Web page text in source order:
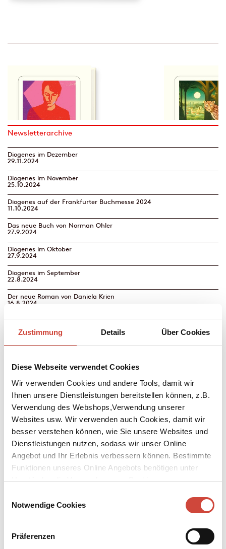
Zustimmung Details Über Cookies
Diese Webseite verwendet Cookies
Wir verwenden Cookies und andere Tools, damit wir
Ihnen unsere Dienstleistungen bereitstellen können, z.B.
Verwendung des Webshops,Verwendung unserer
Websites usw. Wir verwenden auch Cookies, damit wir
besser verstehen können, wie Sie unsere Websites und
Dienstleistungen nutzen, sodass wir unser Online
Angebot und Ihr Erlebnis verbessern können. Bestimmte
Funktionen unseres Online Angebots benötigen unter
Umständen die Verwendung von Cookies von
Notwendige Cookies
Präferenzen
Newsletterarchive
Diogenes im Dezember
29.11.2024
Diogenes im November
25.10.2024
Diogenes auf der Frankfurter Buchmesse 2024
11.10.2024
Das neue Buch von Norman Ohler
27.9.2024
Diogenes im Oktober
27.9.2024
Diogenes im September
22.8.2024
Der neue Roman von Daniela Krien
16.8.2024
Diogenes im August | Neues von Benedict Wells
Diogenes im August | Neues von Benedict Wells und Paulo Coelho
Diogenes | unsere Kalendervielfalt
Diogenes im Juli | Live-Talk mit Micha Lewinsky
28.6.2024
Diogenes im Juli |
28.6.2024
31.5.2024
Diogenes im Juni | Brunettis neuester Fall
31.5.2024
Diogenes im Mai | Bruno, Chef de police ermittelt wieder
Neue Diogenes eBook Leseexemplare
25.4.2024